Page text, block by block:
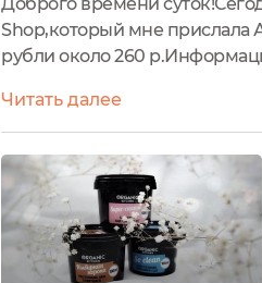
Shop,который мне прислала
рубли около 260
силу из ароматной...
Читать далее